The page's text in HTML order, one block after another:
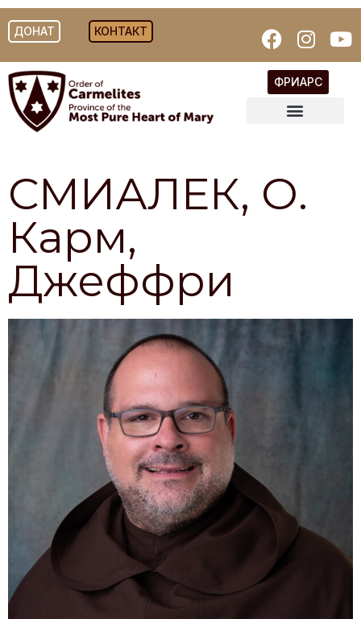
ДОНАТ КОНТАКТ
ФРИАРС
СМИАЛЕК, О.
Карм,
Джеффри